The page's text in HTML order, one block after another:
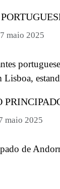
maio 2025
maio 2025
de